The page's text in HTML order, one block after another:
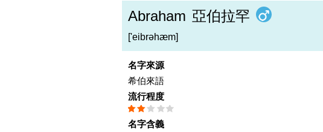
Abraham 亞伯拉罕
['eibrəhæm]
名字來源
希伯來語
流行程度
名字含義